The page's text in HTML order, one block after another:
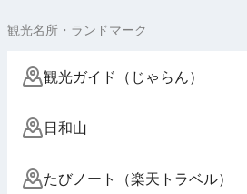
観光名所・ランドマーク
観光ガイド（じゃらん）
日和山
たびノート（楽天トラベル）